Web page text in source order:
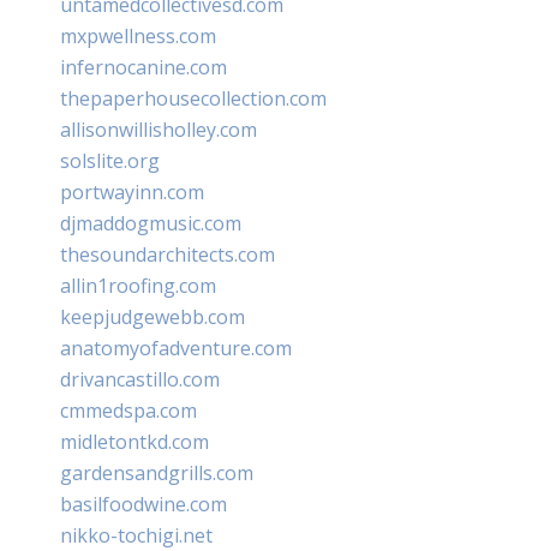
mxpwellness.com
infernocanine.com
thepaperhousecollection.com
allisonwillisholley.com
solslite.org
portwayinn.com
djmaddogmusic.com
thesoundarchitects.com
allin1roofing.com
keepjudgewebb.com
anatomyofadventure.com
drivancastillo.com
cmmedspa.com
midletontkd.com
gardensandgrills.com
basilfoodwine.com
nikko-tochigi.net